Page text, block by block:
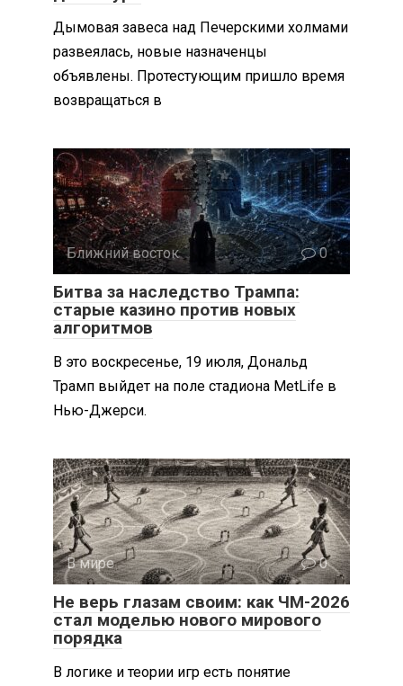
Дымовая завеса над Печерскими холмами
развеялась, новые назначенцы
объявлены. Протестующим пришло время
возвращаться в
Ближний восток 0
Битва за наследство Трампа:
старые казино против новых
алгоритмов
В это воскресенье, 19 июля, Дональд
Трамп выйдет на поле стадиона MetLife в
Нью-Джерси.
В мире 0
Не верь глазам своим: как ЧМ-2026
стал моделью нового мирового
порядка
В логике и теории игр есть понятие